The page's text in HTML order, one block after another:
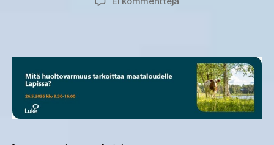
Lapissa?
tapahtuma
Tervolassa
26.5.2026